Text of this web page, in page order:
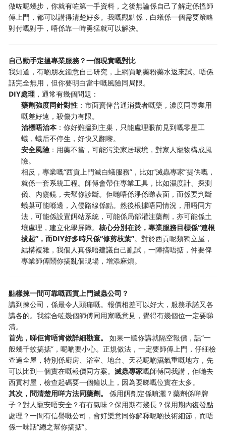
做咗呢幾步，你就有咗第一手資料，之後無論係自己了解定係搵師
傅上門，都可以講得清楚好多。我嘅觀點係，白蟻係一個需要策略
對付嘅對手，唔係靠一時勇猛就可以解決。
自己動手定搵專業服務？一個現實嘅對比
我知道，有啲朋友鍾意自己研究，上網買啲藥粉藥水返來試。唔係
話完全無用，但你要明白當中嘅風險同局限。
DIY處理 ，通常有幾個問題：
藥劑強度同針對性 ：市面賣俾普通消費者嘅藥，濃度同專業用
嘅差好遠，殺傷力有限。
治標唔治本 ：你好難搵到主巢，只能處理眼前見到嘅零星工
蟻，蟻后不停生，好快又翻嚟。
安全風險 ：用藥不當，可能污染家居環境，對家人寵物構成風
險。
相反，專業嘅“西貢上門滅白蟻服務”，比如“滅蟲專家”提供嘅，
就係一套系統工程。師傅會帶住專業工具，比如濕度計、探測
儀、內窺鏡，去幫你診斷。佢哋唔係淨係睇表面，而係要判斷
蟻巢可能喺邊，入侵路線係點。然後根據唔同情況，用唔同方
法，可能係設置餌站系統，可能係局部灌注藥劑，亦可能係土
壤處理，建立化學屏障。核心分別在於，專業服務目標係“連根
拔起”，而DIY好多時只係“修剪枝葉”。對於西貢呢類獨立屋，
結構複雜，我個人真係唔建議自己亂試，一陣搞唔掂，仲要俾
專業師傅鬧你搞亂個現場，增添麻煩。
點樣揀一間可靠嘅西貢上門滅蟲公司？
講到揀公司，係最令人頭痛嘅。報價相差可以好大，服務承諾又各
講各的。我綜合咗幾個師傅同用家嘅意見，覺得有幾個位一定要睇
清。
首先，睇佢肯唔肯做詳細勘查。
如果一聽你講就隔空報價，話“一
般幾千蚊搞掂”，呢啲要小心。正規做法，一定要師傅上門，仔細檢
查過全屋，特別係廚房、浴室、地台、天花呢啲濕氣重嘅地方，先
可以比到一個實在嘅報價同方案。滅蟲專家嘅師傅同我講，佢哋去
西貢村屋，檢查起碼要一個鐘以上，因為要睇嘅位實在太多。
其次，問清楚用咩方法同藥劑。
係用餌劑定係噴灑？藥劑係咩牌
子？對人寵安唔安全？有冇氣味？保用期有幾長？保用期內復發點
處理？一間有信譽嘅公司，會好樂意同你解釋呢啲技術細節，而唔
係一味話“總之幫你搞掂”。